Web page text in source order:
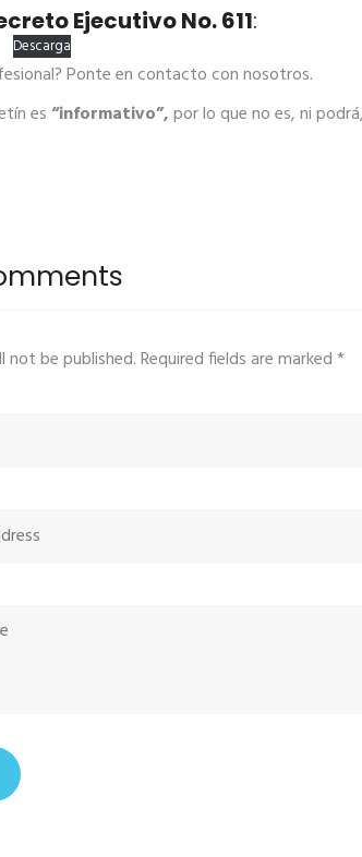
Ejecutivo No. 611:
Descarga
Ponte en contacto con nosotros.
es“informativo”,por lo que no es, ni
not be published. Required fields are marked*